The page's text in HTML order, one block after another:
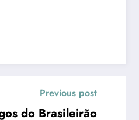
Previous post
do Brasileirão